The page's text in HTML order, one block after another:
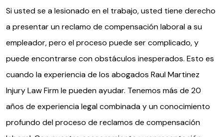
Si usted se a lesionado en el trabajo, usted tiene derecho
a presentar un reclamo de compensación laboral a su
empleador, pero el proceso puede ser complicado, y
puede encontrarse con obstáculos inesperados. Esto es
cuando la experiencia de los abogados Raul Martinez
Injury Law Firm le pueden ayudar. Tenemos más de 20
años de experiencia legal combinada y un conocimiento
profundo del proceso de reclamos de compensación